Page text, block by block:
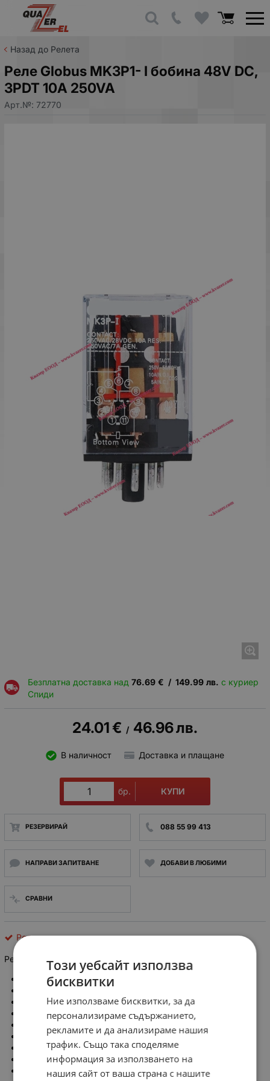
Назад до Релета
Реле Globus MK3P1- I бобина 48V DC,
3PDT 10A 250VA
Арт.№: 72770
Безплатна доставка над 76.69 € / 149.99 лв. с куриер
Спиди
24.01€ / 46.96лв.
В наличност Доставка и плащане
бр. КУПИ
РЕЗЕРВИРАЙ 088 55 99 413
НАПРАВИ ЗАПИТВАНЕ ДОБАВИ В ЛЮБИМИ
СРАВНИ
Релета
Реле Globus MK3P-1 I бобина 48V DC, 3PDT 10A 250VA
Тип реле: електромагнитно
Напрежение на бобината: 48V DC
Ток през контактите макс.: 10A
Напрежение на комутация: max 250V AC
Версия реле: промишлено
Монтаж: цокъл
Количество пинове: 11
Електрическо свързване: кръгло гнездо
Този уебсайт използва
бисквитки
Ние използваме бисквитки, за да
персонализираме съдържанието,
рекламите и да анализираме нашия
трафик. Също така споделяме
информация за използването на
нашия сайт от ваша страна с нашите